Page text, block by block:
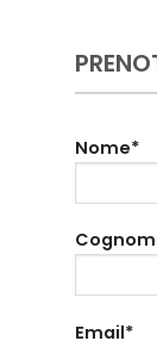
Nome*
Email*